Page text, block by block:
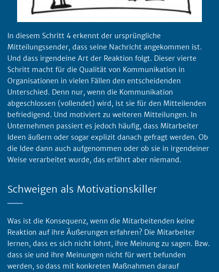
In diesem Schritt 4 erkennt der ursprüngliche
Mitteilungssender, dass seine Nachricht angekommen ist.
Und dass irgendeine Art der Reaktion folgt. Dieser vierte
Schritt macht für die Qualität von Kommunikation in
Organisationen in vielen Fällen den entscheidenden
Unterschied. Denn nur, wenn die Kommunikation
abgeschlossen (vollendet) wird, ist sie für den Mitteilenden
befriedigend. Und motiviert zu weiteren Mitteilungen. In
Unternehmen passiert es jedoch häufig, dass Mitarbeiter
Ideen äußern oder sogar explizit danach gefragt werden. Ob
die Idee dann auch aufgenommen oder ob sie in irgendeiner
Weise verarbeitet wurde, das erfährt aber niemand.
Schweigen als Motivationskiller
Was ist die Konsequenz, wenn die Mitarbeitenden keine
Reaktion auf ihre Äußerungen erfahren? Die Mitarbeiter
lernen, dass es sich nicht lohnt, ihre Meinung zu sagen. Bzw.
dass sie und ihre Meinungen nicht für wert befunden
werden, so dass mit konkreten Maßnahmen darauf